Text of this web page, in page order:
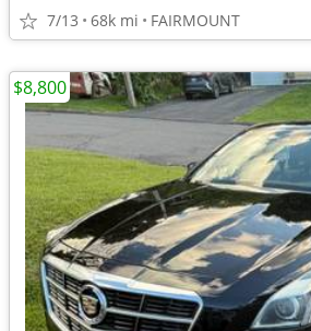
7/13 68k mi FAIRMOUNT
$8,800